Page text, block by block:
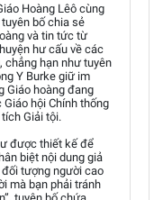
Hoàng Lêô cùng
bố chia sẻ
và tin tức từ
hư cấu về các
chẳng hạn như tuyên
Y Burke giữ im
Giáo hoàng đang
hội Chính thống
Giải tội.
được thiết kế để
biệt nội dung giả
tượng người cao
mà bạn phải tránh